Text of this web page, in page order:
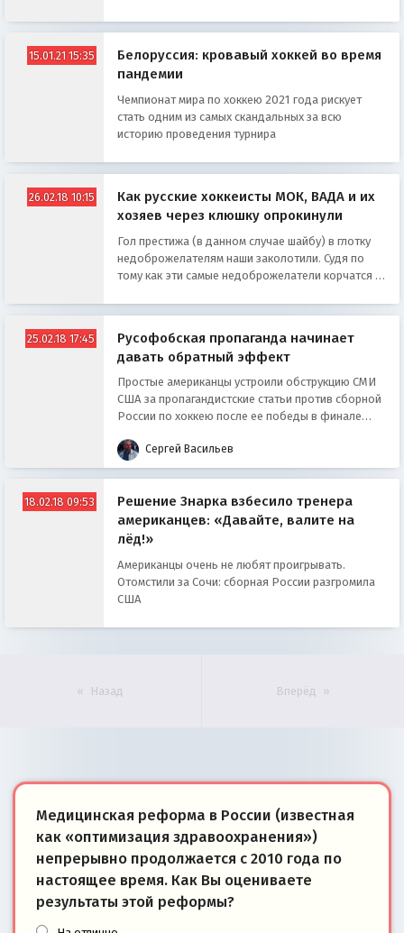
15.01.21 15:35
Белоруссия: кровавый хоккей во время
пандемии
Чемпионат мира по хоккею 2021 года рискует
стать одним из самых скандальных за всю
историю проведения турнира
26.02.18 10:15
Как русские хоккеисты МОК, ВАДА и их
хозяев через клюшку опрокинули
Гол престижа (в данном случае шайбу) в глотку
недоброжелателям наши заколотили. Судя по
тому как эти самые недоброжелатели корчатся –
25.02.18 17:45
Русофобская пропаганда начинает
давать обратный эффект
Простые американцы устроили обструкцию СМИ
США за пропагандистские статьи против сборной
России по хоккею после ее победы в финале
Сергей Васильев
18.02.18 09:53
Решение Знарка взбесило тренера
американцев: «Давайте, валите на
лёд!»
Американцы очень не любят проигрывать.
Отомстили за Сочи: сборная России разгромила
США
Назад Вперёд
Медицинская реформа в России (известная
как «оптимизация здравоохранения»)
непрерывно продолжается с 2010 года по
настоящее время. Как Вы оцениваете
результаты этой реформы?